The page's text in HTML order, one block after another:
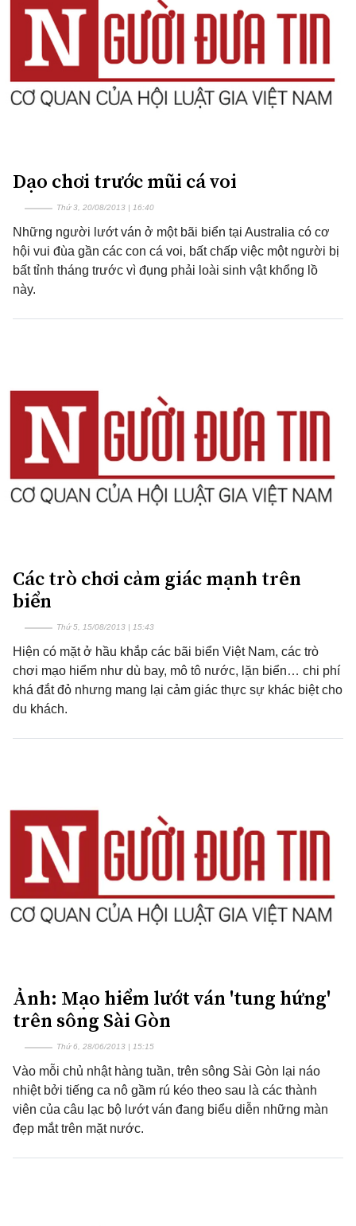
Dạo chơi trước mũi cá voi
Thứ 3, 20/08/2013 | 16:40
Những người lướt ván ở một bãi biển tại Australia có cơ
hội vui đùa gần các con cá voi, bất chấp việc một người bị
bất tỉnh tháng trước vì đụng phải loài sinh vật khổng lồ
này.
Các trò chơi cảm giác mạnh trên
biển
Thứ 5, 15/08/2013 | 15:43
Hiện có mặt ở hầu khắp các bãi biển Việt Nam, các trò
chơi mạo hiểm như dù bay, mô tô nước, lặn biển… chi phí
khá đắt đỏ nhưng mang lại cảm giác thực sự khác biệt cho
du khách.
Ảnh: Mạo hiểm lướt ván 'tung hứng'
trên sông Sài Gòn
Thứ 6, 28/06/2013 | 15:15
Vào mỗi chủ nhật hàng tuần, trên sông Sài Gòn lại náo
nhiệt bởi tiếng ca nô gầm rú kéo theo sau là các thành
viên của câu lạc bộ lướt ván đang biểu diễn những màn
đẹp mắt trên mặt nước.